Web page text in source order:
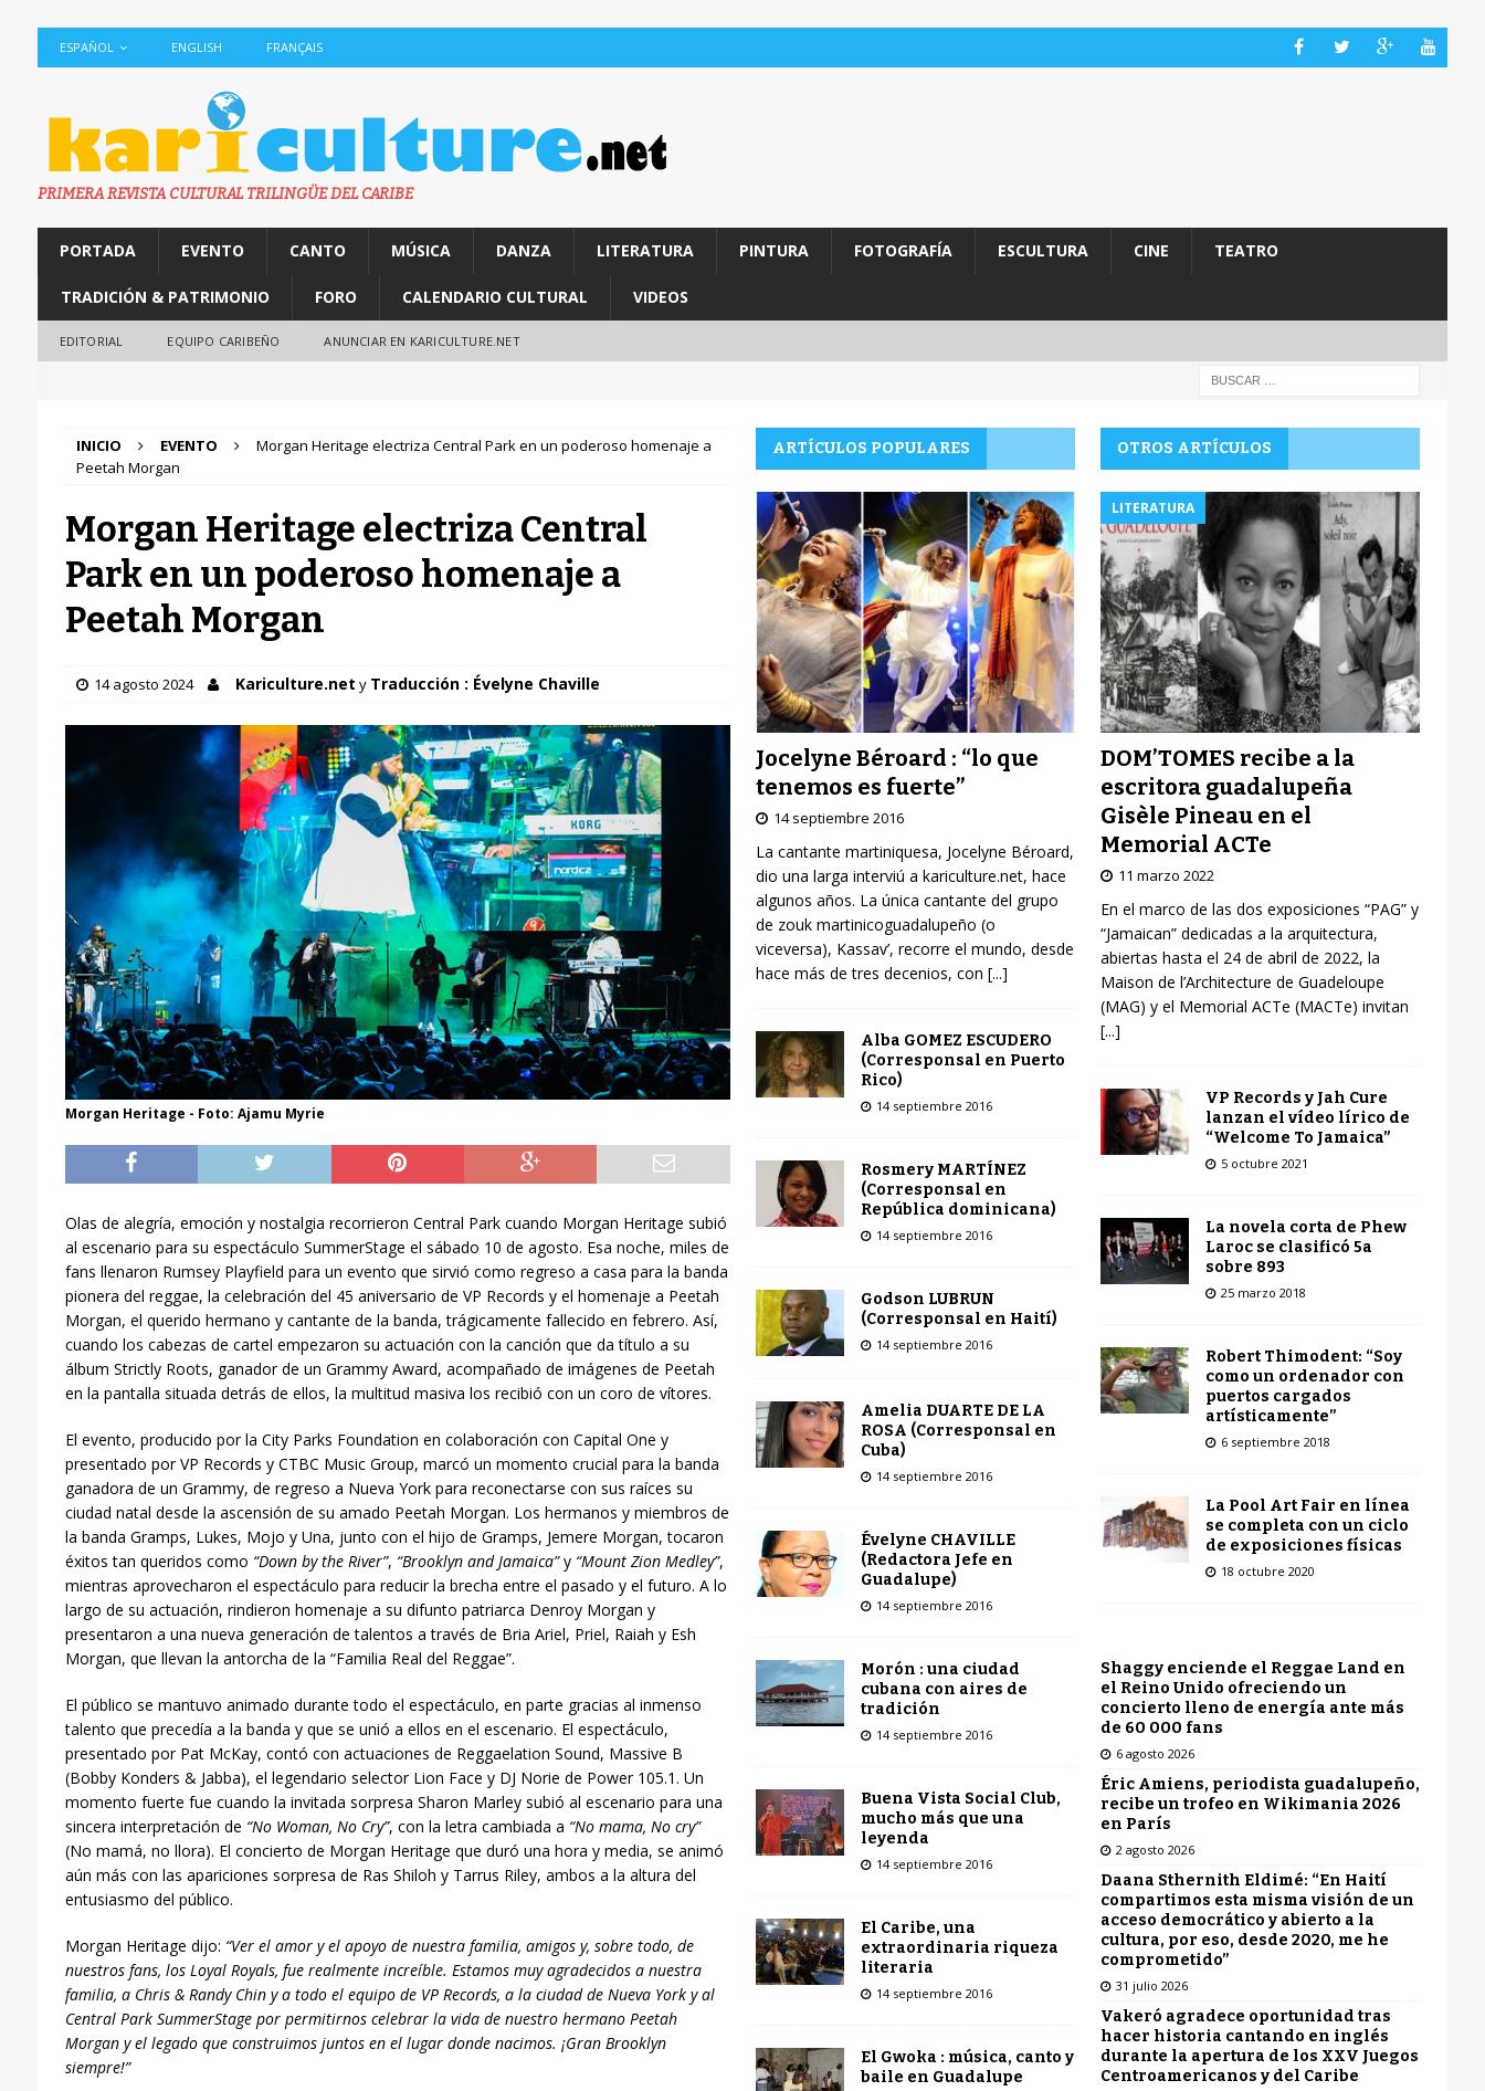
ESPAÑOL ENGLISH FRANÇAIS
PRIMERA REVISTA CULTURAL TRILINGÜE DEL CARIBE
PORTADA EVENTO CANTO MÚSICA DANZA LITERATURA PINTURA FOTOGRAFÍA ESCULTURA CINE TEATRO
TRADICIÓN & PATRIMONIO FORO CALENDARIO CULTURAL VIDEOS
EDITORIAL EQUIPO CARIBEÑO ANUNCIAR EN KARICULTURE.NET
INICIO EVENTO
Morgan Heritage electriza Central Park en un poderoso homenaje a
Peetah Morgan
Morgan Heritage electriza Central
Park en un poderoso homenaje a
Peetah Morgan
14 agosto 2024 Kariculture.net y Traducción : Évelyne Chaville
Morgan Heritage - Foto: Ajamu Myrie
Olas de alegría, emoción y nostalgia recorrieron Central Park cuando Morgan Heritage subió
al escenario para su espectáculo SummerStage el sábado 10 de agosto. Esa noche, miles de
fans llenaron Rumsey Playfield para un evento que sirvió como regreso a casa para la banda
pionera del reggae, la celebración del 45 aniversario de VP Records y el homenaje a Peetah
Morgan, el querido hermano y cantante de la banda, trágicamente fallecido en febrero. Así,
cuando los cabezas de cartel empezaron su actuación con la canción que da título a su
álbum Strictly Roots, ganador de un Grammy Award, acompañado de imágenes de Peetah
en la pantalla situada detrás de ellos, la multitud masiva los recibió con un coro de vítores.
El evento, producido por la City Parks Foundation en colaboración con Capital One y
presentado por VP Records y CTBC Music Group, marcó un momento crucial para la banda
ganadora de un Grammy, de regreso a Nueva York para reconectarse con sus raíces su
ciudad natal desde la ascensión de su amado Peetah Morgan. Los hermanos y miembros de
la banda Gramps, Lukes, Mojo y Una, junto con el hijo de Gramps, Jemere Morgan, tocaron
éxitos tan queridos como “Down by the River”, “Brooklyn and Jamaica”y “Mount Zion Medley”,
mientras aprovecharon el espectáculo para reducir la brecha entre el pasado y el futuro. A lo
largo de su actuación, rindieron homenaje a su difunto patriarca Denroy Morgan y
presentaron a una nueva generación de talentos a través de Bria Ariel, Priel, Raiah y Esh
Morgan, que llevan la antorcha de la “Familia Real del Reggae”.
El público se mantuvo animado durante todo el espectáculo, en parte gracias al inmenso
talento que precedía a la banda y que se unió a ellos en el escenario. El espectáculo,
presentado por Pat McKay, contó con actuaciones de Reggaelation Sound, Massive B
(Bobby Konders & Jabba), el legendario selector Lion Face y DJ Norie de Power 105.1. Un
momento fuerte fue cuando la invitada sorpresa Sharon Marley subió al escenario para una
sincera interpretación de “No Woman, No Cry”, con la letra cambiada a “No mama, No cry”
(No mamá, no llora). El concierto de Morgan Heritage que duró una hora y media, se animó
aún más con las apariciones sorpresa de Ras Shiloh y Tarrus Riley, ambos a la altura del
entusiasmo del público.
Morgan Heritage dijo: “Ver el amor y el apoyo de nuestra familia, amigos y, sobre todo, de
nuestros fans, los Loyal Royals, fue realmente increíble. Estamos muy agradecidos a nuestra
familia, a Chris & Randy Chin y a todo el equipo de VP Records, a la ciudad de Nueva York y al
Central Park SummerStage por permitirnos celebrar la vida de nuestro hermano Peetah
Morgan y el legado que construimos juntos en el lugar donde nacimos. ¡Gran Brooklyn
siempre!”
ARTÍCULOS POPULARES
Jocelyne Béroard : “lo que
tenemos es fuerte”
14 septiembre 2016
La cantante martiniquesa, Jocelyne Béroard,
dio una larga interviú a kariculture.net, hace
algunos años. La única cantante del grupo
de zouk martinicoguadalupeño (o
viceversa), Kassav’, recorre el mundo, desde
hace más de tres decenios, con [...]
Alba GOMEZ ESCUDERO
(Corresponsal en Puerto
Rico)
14 septiembre 2016
Rosmery MARTÍNEZ
(Corresponsal en
República dominicana)
14 septiembre 2016
Godson LUBRUN
(Corresponsal en Haití)
14 septiembre 2016
Amelia DUARTE DE LA
ROSA (Corresponsal en
Cuba)
14 septiembre 2016
Évelyne CHAVILLE
(Redactora Jefe en
Guadalupe)
14 septiembre 2016
Morón : una ciudad
cubana con aires de
tradición
14 septiembre 2016
Buena Vista Social Club,
mucho más que una
leyenda
14 septiembre 2016
El Caribe, una
extraordinaria riqueza
literaria
14 septiembre 2016
El Gwoka : música, canto y
baile en Guadalupe
OTROS ARTÍCULOS
LITERATURA
DOM’TOMES recibe a la
escritora guadalupeña
Gisèle Pineau en el
Memorial ACTe
11 marzo 2022
En el marco de las dos exposiciones “PAG” y
“Jamaican” dedicadas a la arquitectura,
abiertas hasta el 24 de abril de 2022, la
Maison de l’Architecture de Guadeloupe
(MAG) y el Memorial ACTe (MACTe) invitan
[...]
VP Records y Jah Cure
lanzan el vídeo lírico de
“Welcome To Jamaica”
5 octubre 2021
La novela corta de Phew
Laroc se clasificó 5a
sobre 893
25 marzo 2018
Robert Thimodent: “Soy
como un ordenador con
puertos cargados
artísticamente”
6 septiembre 2018
La Pool Art Fair en línea
se completa con un ciclo
de exposiciones físicas
18 octubre 2020
Shaggy enciende el Reggae Land en
el Reino Unido ofreciendo un
concierto lleno de energía ante más
de 60 000 fans
6 agosto 2026
Éric Amiens, periodista guadalupeño,
recibe un trofeo en Wikimania 2026
en París
2 agosto 2026
Daana Sthernith Eldimé: “En Haití
compartimos esta misma visión de un
acceso democrático y abierto a la
cultura, por eso, desde 2020, me he
comprometido”
31 julio 2026
Vakeró agradece oportunidad tras
hacer historia cantando en inglés
durante la apertura de los XXV Juegos
Centroamericanos y del Caribe